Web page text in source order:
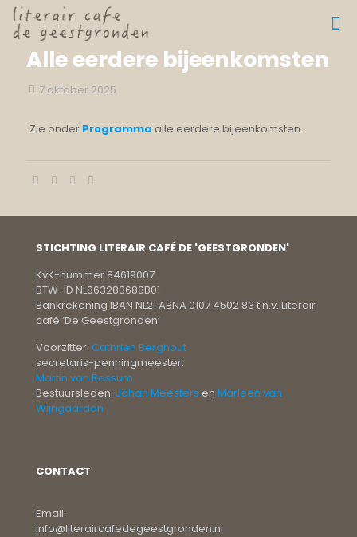
Alle eerdere bijeenkomsten
7 oktober 2025
Zie onder Programma alle eerdere bijeenkomsten.
STICHTING LITERAIR CAFÉ DE 'GEESTGRONDEN'
KvK-nummer 84619007
BTW-ID NL863283688B01
Bankrekening IBAN NL21 ABNA 0107 4502 83 t.n.v. Literair
café ‘De Geestgronden’
Voorzitter: Cathrien Berghout
secretaris-penningmeester:
Martin van Rossum
Bestuursleden: Johan Meesters en Marleen van
Wijngaarden
CONTACT
Email:
info@literaircafedegeestgronden.nl